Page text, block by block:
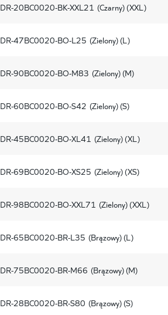
DR-20BC0020-BK-XXL21 (Czarny) (XXL)
DR-47BC0020-BO-L25 (Zielony) (L)
DR-90BC0020-BO-M83 (Zielony) (M)
DR-60BC0020-BO-S42 (Zielony) (S)
DR-45BC0020-BO-XL41 (Zielony) (XL)
DR-69BC0020-BO-XS25 (Zielony) (XS)
DR-98BC0020-BO-XXL71 (Zielony) (XXL)
DR-65BC0020-BR-L35 (Brązowy) (L)
DR-75BC0020-BR-M66 (Brązowy) (M)
DR-28BC0020-BR-S80 (Brązowy) (S)